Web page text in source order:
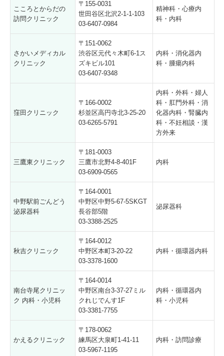
こころとからだの
訪問クリニック
〒155-0031
世田谷区北沢2-1-1-103
03-6407-0984
精神科・心療内
科・内科
さかいメディカル
クリニック
〒151-0062
渋谷区元代々木町6-1ス
ズキビル101
03-6407-9348
内科・消化器内
科・腫瘍内科
窪田クリニック
〒166-0002
杉並区高円寺北3-25-20
03-6265-5791
内科・外科・婦人
科・肛門外科・消
化器内科・腎臓内
科・不妊相談・漢
方外来
三鷹東クリニック
〒181-0003
三鷹市北野4-8-401F
03-6909-0565
内科
中野駅前ごんどう
泌尿器科
〒164-0001
中野区中野5-67-5SKGT
長谷部5階
03-3388-2525
泌尿器科
秋吉クリニック
〒164-0012
中野区本町3-20-22
03-3378-1600
内科・循環器内科
南台寺尾クリニッ
ク 内科・小児科
〒164-0014
中野区南台3-37-27ミル
クれじでんす1F
03-3381-7755
内科・循環器内
科・小児科
かえるクリニック
〒178-0062
練馬区大泉町1-41-11
03-5967-1195
内科・訪問診療